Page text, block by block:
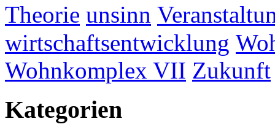
Theorie unsinn
wirtschaftsentwicklung
Wohnkomplex VII Zukunft
Kategorien